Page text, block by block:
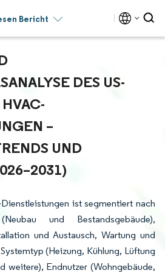
Bericht
DES US-M
D
– W
UND P
ist segmentiert nach
und Bestandsgebäude),
und Austausch, Wartung und
(Heizung, Kühlung, Lüftung
weitere), Endnutzer (Wohngebäude,